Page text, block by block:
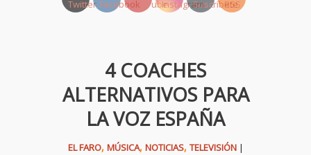
4 COACHES
ALTERNATIVOS PARA
LA VOZ ESPAÑA
EL FARO, MÚSICA, NOTICIAS, TELEVISIÓN|